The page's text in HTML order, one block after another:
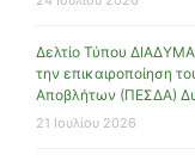
Δελτίο Τύπου
την επικαιροποίηση
Αποβλήτων (ΠΕΣΔΑ)
21 Ιουλίου 2026